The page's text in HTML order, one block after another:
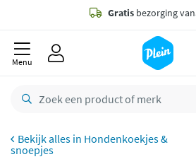
Gratis bezorging
Bestelling uiterlijk
CO2 neutraal
Menu
Hondenkoekjes &
snoepjes